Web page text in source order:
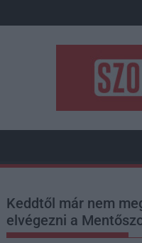
to
Keddtől már nem
elvégezni a